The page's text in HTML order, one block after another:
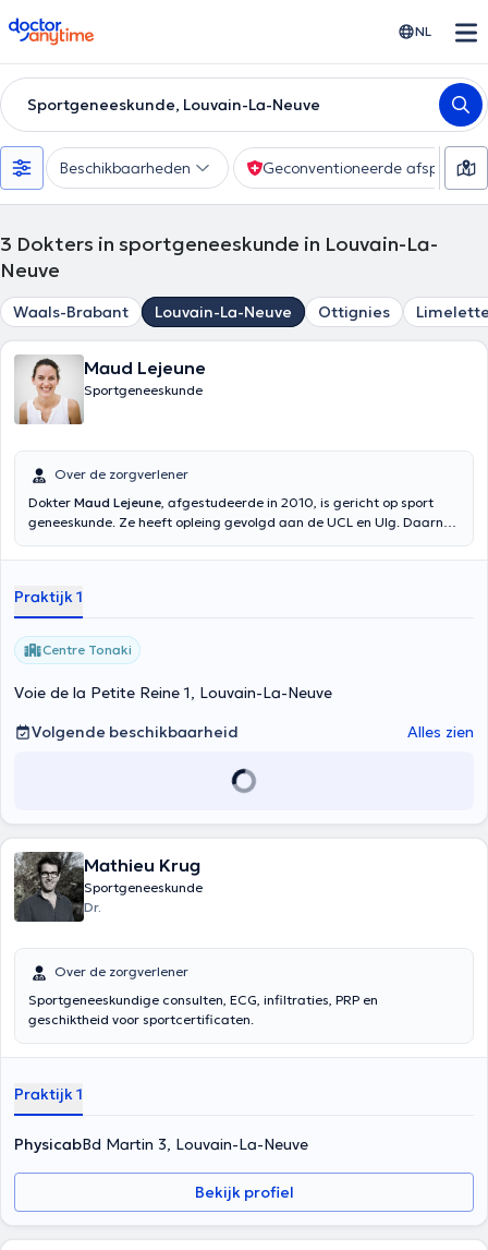
doctoranytime NL
Sportgeneeskunde, Louvain-La-Neuve
Beschikbaarheden Geconventioneerde afspraak
3 Dokters in sportgeneeskunde in Louvain-La-
Neuve
Waals-Brabant Louvain-La-Neuve Ottignies
Maud Lejeune
Sportgeneeskunde
Over de zorgverlener
Dokter Maud Lejeune, afgestudeerde in 2010, is gericht op sport
geneeskunde. Ze heeft opleing gevolgd aan de UCL en Ulg. Daarna
Parijs. Zze heeft ook een opleiding doorgelopen in mesotherapie in
specifieke onderwerpen van sport geneeskunde (voeding,
echografie, osteopathie). Momenteel werkt ze zowel bij Aquacorpus
als in het St. Elisabeth Ziekenhuis in Namen in de orthopedische
afdeling. Ze heeft ook een raadpleging van de sport geneeskunde in
club (Koninklijke Penguin Hockey Club Nivellois uitmaakt). Inhoud
Praktijk 1
Centre Tonaki
Voie de la Petite Reine 1, Louvain-La-Neuve
Volgende beschikbaarheid
Alles zien
Mathieu Krug
Sportgeneeskunde
Dr.
Over de zorgverlener
Sportgeneeskundige consulten, ECG, infiltraties, PRP en
geschiktheid voor sportcertificaten.
Praktijk 1
PhysicabBd Martin 3, Louvain-La-Neuve
Bekijk profiel